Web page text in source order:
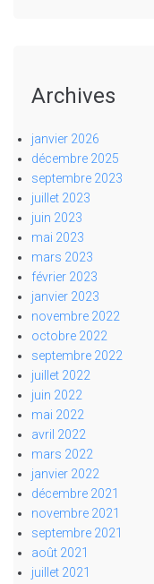
Archives
janvier 2026
décembre 2025
septembre 2023
juillet 2023
juin 2023
mai 2023
mars 2023
février 2023
janvier 2023
novembre 2022
octobre 2022
septembre 2022
juillet 2022
juin 2022
mai 2022
avril 2022
mars 2022
janvier 2022
décembre 2021
novembre 2021
septembre 2021
août 2021
juillet 2021